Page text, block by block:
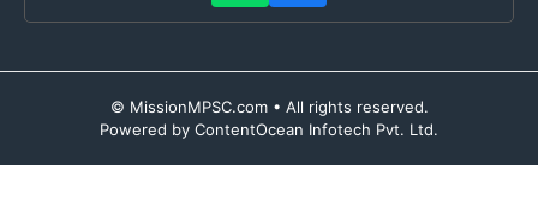
© MissionMPSC.com • All rights reserved.
Powered by ContentOcean Infotech Pvt. Ltd.